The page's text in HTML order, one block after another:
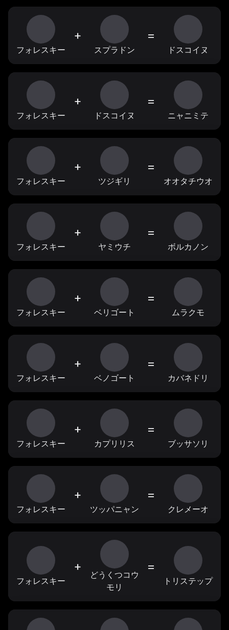
フォレスキー
+
スプラドン
=
ドスコイヌ
フォレスキー
+
ドスコイヌ
=
ニャニミテ
フォレスキー
+
ツジギリ
=
オオタチウオ
フォレスキー
+
ヤミウチ
=
ボルカノン
フォレスキー
+
ベリゴート
=
ムラクモ
フォレスキー
+
ベノゴート
=
カバネドリ
フォレスキー
+
カプリリス
=
ブッサソリ
フォレスキー
+
ツッパニャン
=
クレメーオ
フォレスキー
+
どうくつコウ
モリ
=
トリステップ